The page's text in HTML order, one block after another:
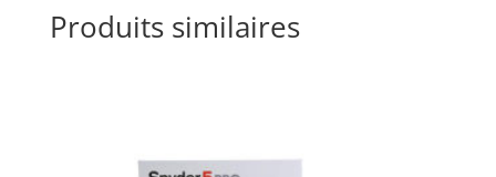
Produits similaires